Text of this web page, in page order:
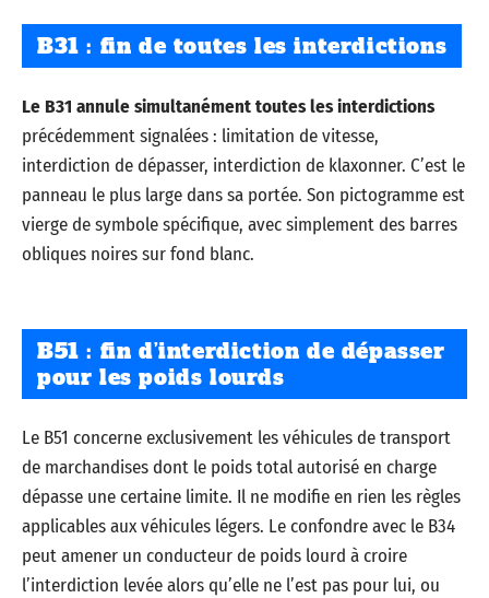
B31 : fin de toutes les interdictions
Le B31 annule simultanément toutes les interdictions
précédemment signalées : limitation de vitesse,
interdiction de dépasser, interdiction de klaxonner. C’est le
panneau le plus large dans sa portée. Son pictogramme est
vierge de symbole spécifique, avec simplement des barres
obliques noires sur fond blanc.
B51 : fin d’interdiction de dépasser
pour les poids lourds
Le B51 concerne exclusivement les véhicules de transport
de marchandises dont le poids total autorisé en charge
dépasse une certaine limite. Il ne modifie en rien les règles
applicables aux véhicules légers. Le confondre avec le B34
peut amener un conducteur de poids lourd à croire
l’interdiction levée alors qu’elle ne l’est pas pour lui, ou